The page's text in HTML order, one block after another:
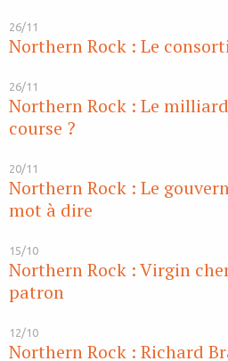
26/11
Northern Rock : Le
26/11
Northern Rock : Le
course ?
20/11
Northern Rock : Le
mot à dire
15/10
Northern Rock : Virgin
patron
12/10
Northern Rock : Richard